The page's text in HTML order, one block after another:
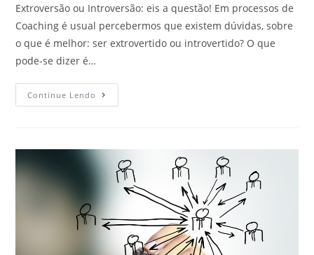
Extroversão ou Introversão: eis a questão! Em processos de
Coaching é usual percebermos que existem dúvidas, sobre
o que é melhor: ser extrovertido ou introvertido? O que
pode-se dizer é…
Continue Lendo